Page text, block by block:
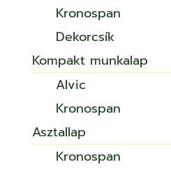
Kronospan
Dekorcsík
Kompakt munkalap
Alvic
Kronospan
Asztallap
Kronospan